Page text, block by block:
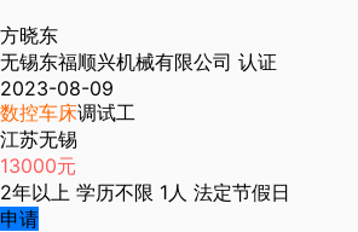
方晓东
无锡东福顺兴机械有限公司 认证
2023-08-09
数控车床调试工
江苏无锡
13000元
2年以上 学历不限 1人 法定节假日
申请